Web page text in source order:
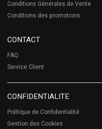
Conditions Générales de Vente
Conditions des promotions
CONTACT
FAQ
Service Client
CONFIDENTIALITE
Politique de Confidentialité
Gestion des Cookies